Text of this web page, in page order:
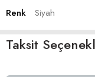
Kalınlık: 2,5 mm
Ağırlık:
Teslimat kapsamı: 2
Renk Siyah
Taksit